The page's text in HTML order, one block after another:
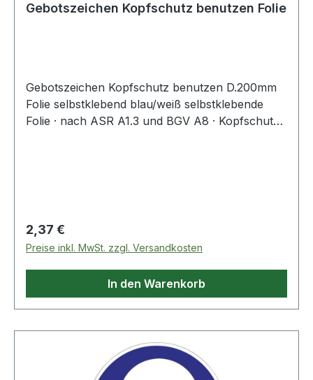
Gebotszeichen Kopfschutz benutzen Folie
Gebotszeichen Kopfschutz benutzen D.200mm
Folie selbstklebend blau/weiß selbstklebende
Folie · nach ASR A1.3 und BGV A8 · Kopfschutz
Regulärer Preis:
2,37 €
Preise inkl. MwSt. zzgl. Versandkosten
In den Warenkorb